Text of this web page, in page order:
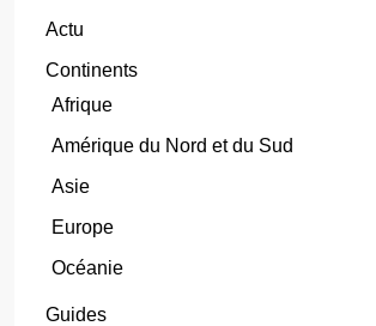
Actu
Continents
Afrique
Amérique du Nord et du Sud
Asie
Europe
Océanie
Guides